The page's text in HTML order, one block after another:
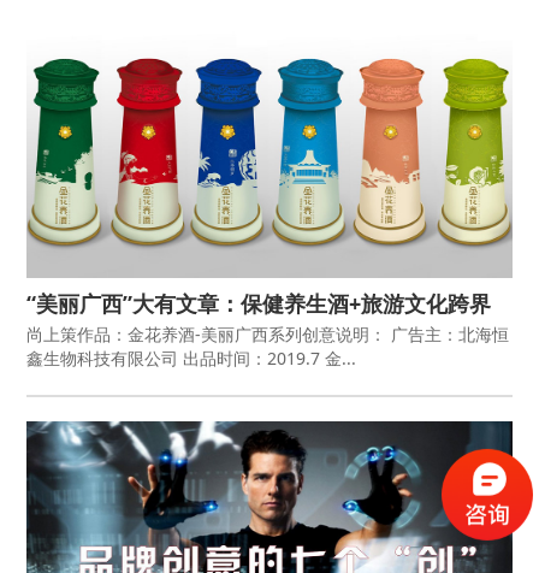
“美丽广西”大有文章：保健养生酒+旅游文化跨界
优秀包装设计作品
尚上策作品：金花养酒-美丽广西系列创意说明： 广告主：北海恒
鑫生物科技有限公司 出品时间：2019.7 金...